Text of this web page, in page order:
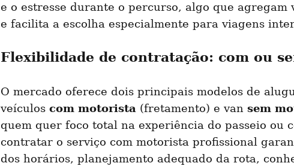
e o estresse durante o percurso, algo que agregam
e facilita a escolha especialmente para viagens
Flexibilidade de contratação: com ou
O mercado oferece dois principais modelos de
veículos com motorista (fretamento) e van sem
quem quer foco total na experiência do passeio ou
contratar o serviço com motorista profissional
dos horários, planejamento adequado da rota,